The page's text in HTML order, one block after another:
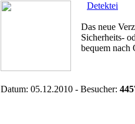
Detektei
Das neue
Sicherheits-
bequem nach
Datum: 05.12.2010 - Besucher: